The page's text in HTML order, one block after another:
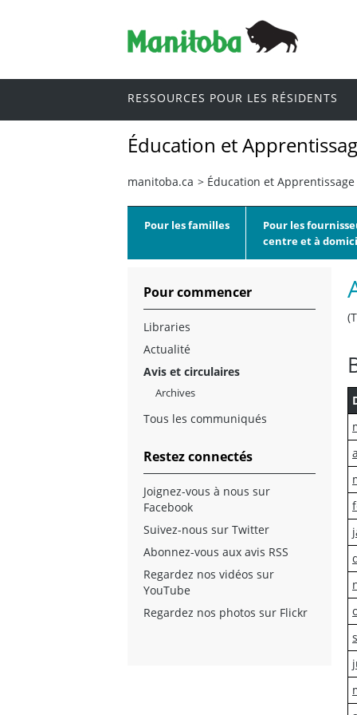
RESSOURCES POUR LES RÉSIDENTS
Éducation et
manitoba.ca > Éducation et
Pour les familles
Pour les
centre et à
Pour commencer
Libraries
Actualité
Avis et circulaires
Archives
Tous les communiqués
Restez connectés
Joignez-vous à nous sur
Facebook
Suivez-nous sur Twitter
Abonnez-vous aux avis RSS
Regardez nos vidéos sur
YouTube
Regardez nos photos sur Flickr